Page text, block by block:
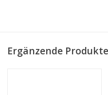
Ergänzende Produkte